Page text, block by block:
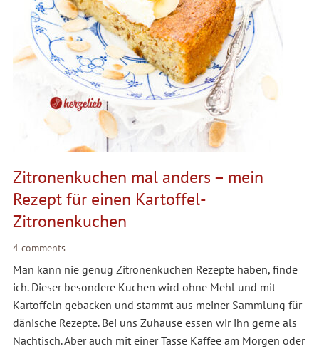
Zitronenkuchen mal anders – mein
Rezept für einen Kartoffel-
Zitronenkuchen
4 comments
Man kann nie genug Zitronenkuchen Rezepte haben, finde
ich. Dieser besondere Kuchen wird ohne Mehl und mit
Kartoffeln gebacken und stammt aus meiner Sammlung für
dänische Rezepte. Bei uns Zuhause essen wir ihn gerne als
Nachtisch. Aber auch mit einer Tasse Kaffee am Morgen oder